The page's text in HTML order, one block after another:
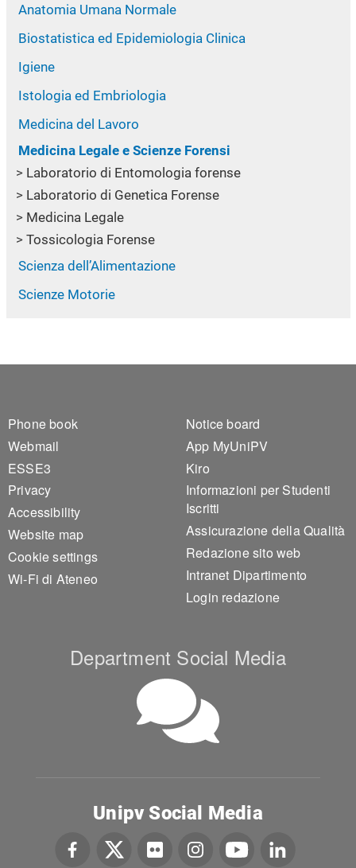
Anatomia Umana Normale
Biostatistica ed Epidemiologia Clinica
Igiene
Istologia ed Embriologia
Medicina del Lavoro
Medicina Legale e Scienze Forensi
Laboratorio di Entomologia forense
Laboratorio di Genetica Forense
Medicina Legale
Tossicologia Forense
Scienza dell’Alimentazione
Scienze Motorie
Footer 1
Phone book
Webmail
ESSE3
Privacy
Accessibility
Website map
Cookie settings
Wi-Fi di Ateneo
Footer 2
Notice board
App MyUniPV
Kiro
Informazioni per Studenti
Iscritti
Assicurazione della Qualità
Redazione sito web
Intranet Dipartimento
Login redazione
Department Social Media
Unipv Social Media